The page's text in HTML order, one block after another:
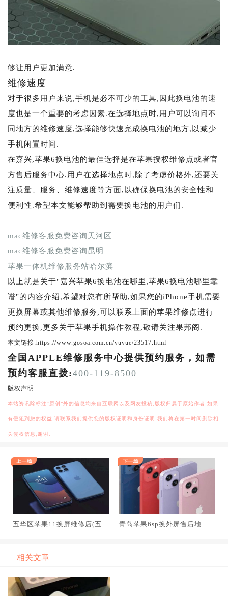
够让用户更加满意.
维修速度
对于很多用户来说,手机是必不可少的工具,因此换电池的速
度也是一个重要的考虑因素.在选择地点时,用户可以询问不
同地方的维修速度,选择能够快速完成换电池的地方,以减少
手机闲置时间.
在嘉兴,苹果6换电池的最佳选择是在苹果授权维修点或者官
方售后服务中心.用户在选择地点时,除了考虑价格外,还要关
注质量、服务、维修速度等方面,以确保换电池的安全性和
便利性.希望本文能够帮助到需要换电池的用户们.
mac维修客服免费咨询天河区
mac维修客服免费咨询昆明
苹果一体机维修服务站哈尔滨
以上就是关于"嘉兴苹果6换电池在哪里,苹果6换电池哪里靠
谱"的内容介绍,希望对您有所帮助,如果您的iPhone手机需要
更换屏幕或其他维修服务,可以联系上面的苹果维修点进行
预约更换,更多关于苹果手机操作教程,敬请关注果邦阁.
本文链接:https://www.gosoa.com.cn/yuyue/23517.html
全国APPLE维修服务中心提供预约服务，如需
预约客服直拨:400-119-8500
版权声明
本站资讯除标注“原创”外的信息均来自互联网以及网友投稿,版权归属于原始作者,如果
有侵犯到您的权益,请联系我们提供您的版权证明和身份证明,我们将在第一时间删除相
关侵权信息,谢谢.
五华区苹果11换屏维修店(五华
青岛苹果6sp换外屏售后地址,
相关文章